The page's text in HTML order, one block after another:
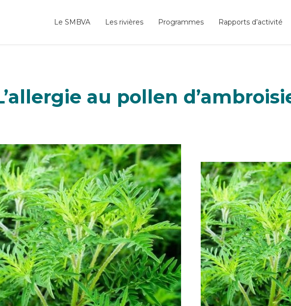
Le SMBVA Les rivières Programmes Rapports d’activité
au pollen